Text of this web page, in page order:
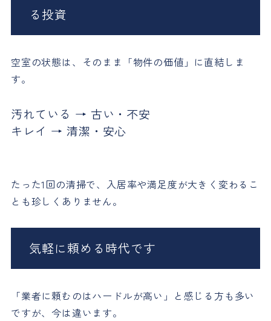
る投資
空室の状態は、そのまま「物件の価値」に直結しま
す。
汚れている → 古い・不安
キレイ → 清潔・安心
たった1回の清掃で、入居率や満足度が大きく変わるこ
とも珍しくありません。
気軽に頼める時代です
「業者に頼むのはハードルが高い」と感じる方も多い
ですが、今は違います。